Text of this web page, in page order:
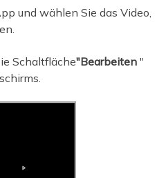
und wählen Sie das Video,
Schaltfläche"Bearbeiten"